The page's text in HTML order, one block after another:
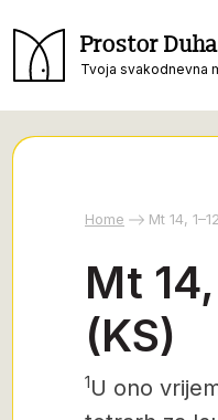
Prostor Duha
Tvoja svakodnevna
Home Mt 14,
Mt 14,
(KS)
1U ono